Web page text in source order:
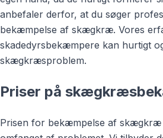
anbefaler derfor, at du søger
bekæmpelse af skægkræ. Vores
skadedyrsbekæmpere kan hurtigt
skægkræsproblem.
Priser på
Prisen for bekæmpelse af